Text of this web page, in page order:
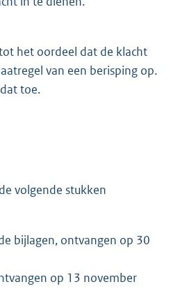
het oordeel dat de klacht
van een berisping op.
toe.
volgende stukken
bijlagen, ontvangen op 30
op 13 november